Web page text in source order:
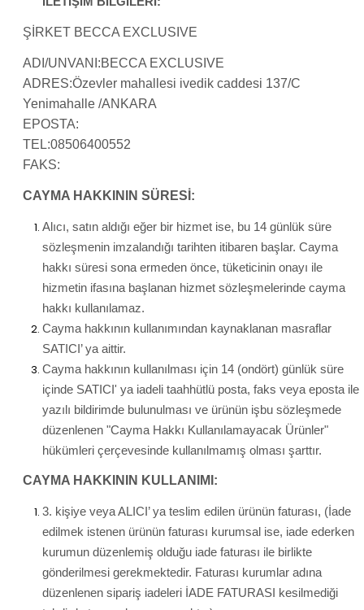
ŞİRKET BECCA EXCLUSIVE
ADI/UNVANI:BECCA EXCLUSIVE
ADRES:Özevler mahallesi ivedik caddesi 137/C
Yenimahalle /ANKARA
EPOSTA:
TEL:08506400552
FAKS:
CAYMA HAKKININ SÜRESİ:
Alıcı, satın aldığı eğer bir hizmet ise, bu 14 günlük süre
sözleşmenin imzalandığı tarihten itibaren başlar. Cayma
hakkı süresi sona ermeden önce, tüketicinin onayı ile
hizmetin ifasına başlanan hizmet sözleşmelerinde cayma
hakkı kullanılamaz.
Cayma hakkının kullanımından kaynaklanan masraflar
SATICI’ ya aittir.
Cayma hakkının kullanılması için 14 (ondört) günlük süre
içinde SATICI' ya iadeli taahhütlü posta, faks veya eposta ile
yazılı bildirimde bulunulması ve ürünün işbu sözleşmede
düzenlenen "Cayma Hakkı Kullanılamayacak Ürünler"
hükümleri çerçevesinde kullanılmamış olması şarttır.
CAYMA HAKKININ KULLANIMI:
3. kişiye veya ALICI’ ya teslim edilen ürünün faturası, (İade
edilmek istenen ürünün faturası kurumsal ise, iade ederken
kurumun düzenlemiş olduğu iade faturası ile birlikte
gönderilmesi gerekmektedir. Faturası kurumlar adına
düzenlenen sipariş iadeleri İADE FATURASI kesilmediği